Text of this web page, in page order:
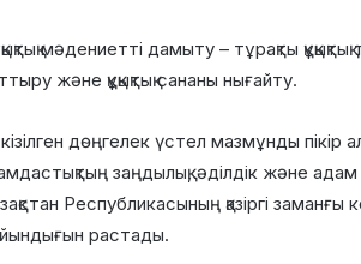
мәдениетті дамыту – тұрақты құқықтық
және құқықтық сананы нығайту.
дөңгелек үстел мазмұнды
заңдылық, әділдік және адам
Республикасының қазіргі заманғы
растады.